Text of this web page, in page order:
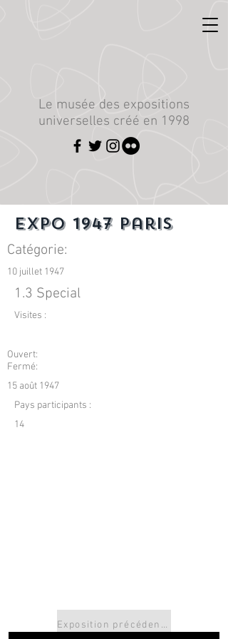
Le musée des expositions
universelles créé en 1998
Expo 1947 Paris
Catégorie:
10 juillet 1947
1.3 Special
Visites :
Ouvert:
Fermé:
15 août 1947
Pays participants :
14
Exposition précédente